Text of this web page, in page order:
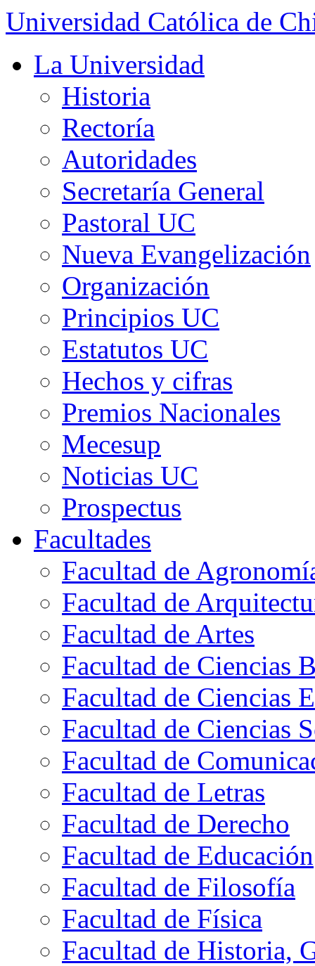
Universidad Católica de
La Universidad
Historia
Rectoría
Autoridades
Secretaría General
Pastoral UC
Nueva Evangelización
Organización
Principios UC
Estatutos UC
Hechos y cifras
Premios Nacionales
Mecesup
Noticias UC
Prospectus
Facultades
Facultad de
Facultad de
Facultad de Artes
Facultad de Ciencias
Facultad de Ciencias
Facultad de Ciencias
Facultad de
Facultad de Letras
Facultad de Derecho
Facultad de Educación
Facultad de Filosofía
Facultad de Física
Facultad de Historia,